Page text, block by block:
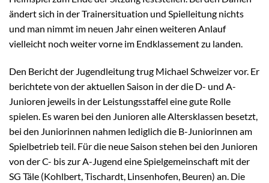
ändert sich in der Trainersituation und Spielleitung nichts
und man nimmt im neuen Jahr einen weiteren Anlauf
vielleicht noch weiter vorne im Endklassement zu landen.
Den Bericht der Jugendleitung trug Michael Schweizer vor. Er
berichtete von der aktuellen Saison in der die D- und A-
Junioren jeweils in der Leistungsstaffel eine gute Rolle
spielen. Es waren bei den Junioren alle Altersklassen besetzt,
bei den Juniorinnen nahmen lediglich die B-Juniorinnen am
Spielbetrieb teil. Für die neue Saison stehen bei den Junioren
von der C- bis zur A-Jugend eine Spielgemeinschaft mit der
SG Täle (Kohlbert, Tischardt, Linsenhofen, Beuren) an. Die